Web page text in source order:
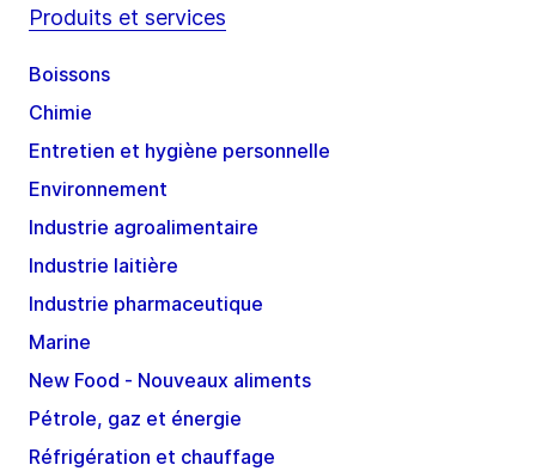
Produits et services
Boissons
Chimie
Entretien et hygiène personnelle
Environnement
Industrie agroalimentaire
Industrie laitière
Industrie pharmaceutique
Marine
New Food - Nouveaux aliments
Pétrole, gaz et énergie
Réfrigération et chauffage